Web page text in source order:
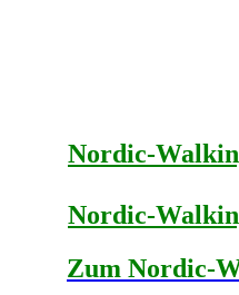
Nordic-
Nordic-
Zum Nordic-